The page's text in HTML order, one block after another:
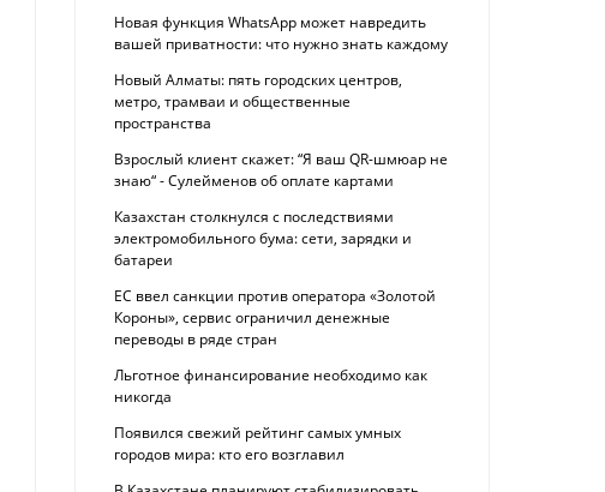
Новая функция WhatsApp может навредить
вашей приватности: что нужно знать каждому
Новый Алматы: пять городских центров,
метро, трамваи и общественные
пространства
Взрослый клиент скажет: “Я ваш QR-шмюар не
знаю“ - Сулейменов об оплате картами
Казахстан столкнулся с последствиями
электромобильного бума: сети, зарядки и
батареи
ЕС ввел санкции против оператора «Золотой
Короны», сервис ограничил денежные
переводы в ряде стран
Льготное финансирование необходимо как
никогда
Появился свежий рейтинг самых умных
городов мира: кто его возглавил